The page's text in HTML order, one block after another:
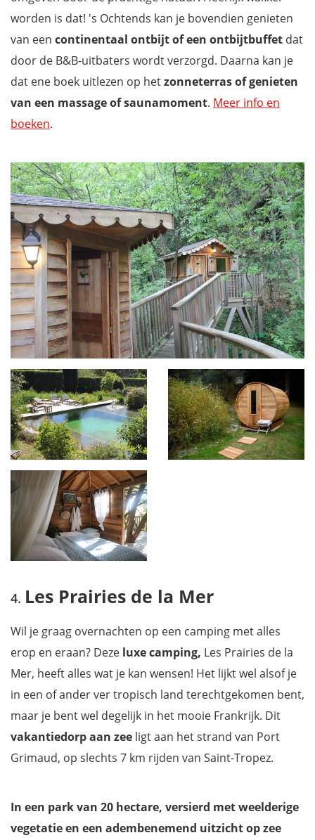
worden is dat! 's Ochtends kan je bovendien genieten
van een continentaal ontbijt of een ontbijtbuffet dat
door de B&B-uitbaters wordt verzorgd. Daarna kan je
dat ene boek uitlezen op hetzonneterras of genieten
van een massage of saunamoment. Meer info en
boeken.
Les Prairies de la Mer
Wil je graag overnachten op een camping met alles
erop en eraan? Deze luxe camping, Les Prairies de la
Mer, heeft alles wat je kan wensen! Het lijkt wel alsof je
in een of ander ver tropisch land terechtgekomen bent,
maar je bent wel degelijk in het mooie Frankrijk. Dit
vakantiedorp aan zee ligt aan het strand van Port
Grimaud, op slechts 7 km rijden van Saint-Tropez.
In een park van 20 hectare, versierd met weelderige
vegetatie en een adembenemend uitzicht op zee